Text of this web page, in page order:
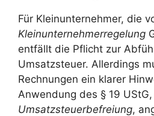
Für Kleinunternehmer, die
Kleinunternehmerregelung
entfällt die Pflicht zur
Umsatzsteuer. Allerdings
Rechnungen ein klarer
Anwendung des § 19
Umsatzsteuerbefreiung,